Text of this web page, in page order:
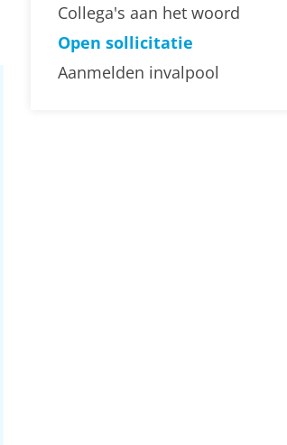
Collega's aan het woord
Open sollicitatie
Aanmelden invalpool